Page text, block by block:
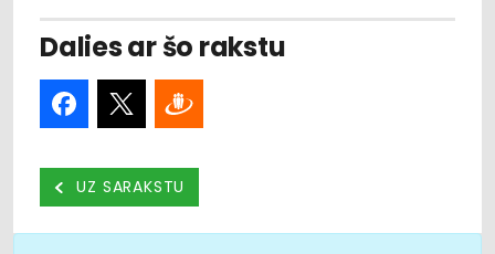
Dalies ar šo rakstu
UZ SARAKSTU